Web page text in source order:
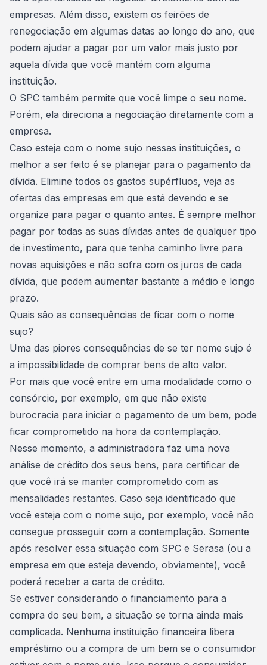
empresas. Além disso, existem os feirões de
renegociação em algumas datas ao longo do ano, que
podem ajudar a pagar por um valor mais justo por
aquela dívida que você mantém com alguma
instituição.
O SPC também permite que você limpe o seu nome.
Porém, ela direciona a negociação diretamente com a
empresa.
Caso esteja com o nome sujo nessas instituições, o
melhor a ser feito é se planejar para o pagamento da
dívida. Elimine todos os gastos supérfluos, veja as
ofertas das empresas em que está devendo e se
organize para pagar o quanto antes. É sempre melhor
pagar por todas as suas dívidas antes de qualquer tipo
de investimento, para que tenha caminho livre para
novas aquisições e não sofra com os juros de cada
dívida, que podem aumentar bastante a médio e longo
prazo.
Quais são as consequências de ficar com o nome
sujo?
Uma das piores consequências de se ter nome sujo é
a impossibilidade de comprar bens de alto valor.
Por mais que você entre em uma modalidade como o
consórcio, por exemplo, em que não existe
burocracia para iniciar o pagamento de um bem, pode
ficar comprometido na hora da contemplação.
Nesse momento, a administradora faz uma nova
análise de crédito dos seus bens, para certificar de
que você irá se manter comprometido com as
mensalidades restantes. Caso seja identificado que
você esteja com o nome sujo, por exemplo, você não
consegue prosseguir com a contemplação. Somente
após resolver essa situação com SPC e Serasa (ou a
empresa em que esteja devendo, obviamente), você
poderá receber a carta de crédito.
Se estiver considerando o financiamento para a
compra do seu bem, a situação se torna ainda mais
complicada. Nenhuma instituição financeira libera
empréstimo ou a compra de um bem se o consumidor